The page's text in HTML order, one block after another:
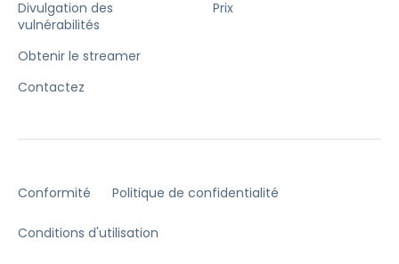
Divulgation des
vulnérabilités
Obtenir le streamer
Contactez
Prix
Conformité Politique de confidentialité
Conditions d'utilisation